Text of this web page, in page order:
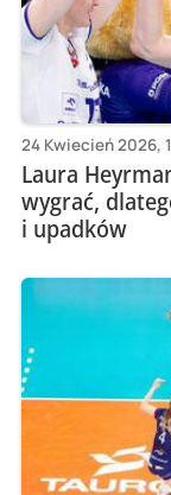
24 Kwiecień 2026,
Laura
wygrać,
i upadków